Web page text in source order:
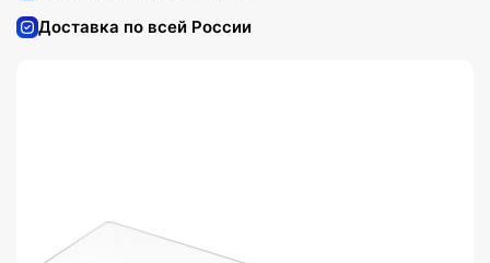
Доставка по всей России